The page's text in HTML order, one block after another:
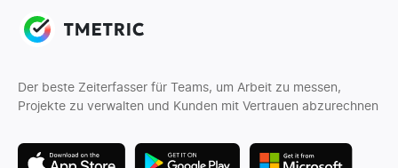
Der beste Zeiterfasser für Teams, um Arbeit zu messen,
Projekte zu verwalten und Kunden mit Vertrauen abzurechnen